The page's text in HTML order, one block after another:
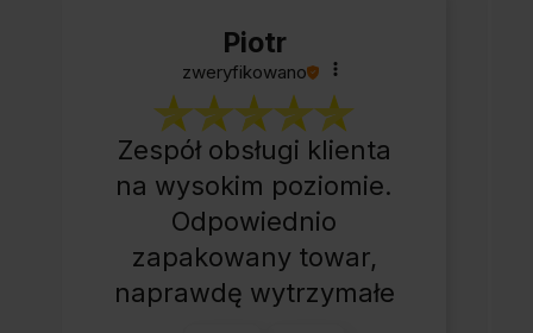
Piotr
zweryfikowano
Zespół obsługi klienta
na wysokim poziomie.
Odpowiednio
zapakowany towar,
naprawdę wytrzymałe